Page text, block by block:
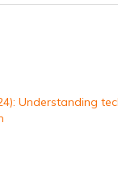
Understanding